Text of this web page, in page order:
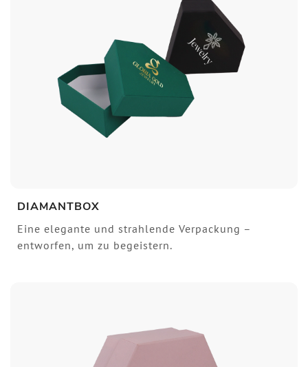
DIAMANTBOX
Eine elegante und strahlende Verpackung –
entworfen, um zu begeistern.